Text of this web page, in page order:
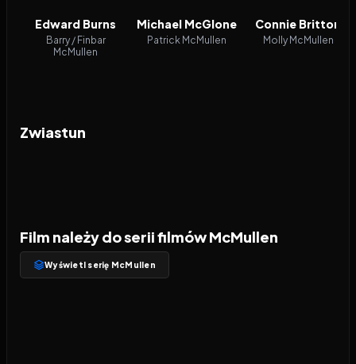
Edward Burns
Barry / Finbar
McMullen
Michael McGlone
Patrick McMullen
Connie Britton
Molly McMullen
Zwiastun
Film należy do serii filmów McMullen
Wyświetl serię McMullen